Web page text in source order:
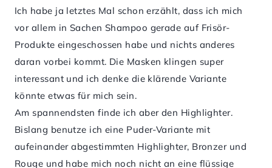
Ich habe ja letztes Mal schon erzählt, dass ich mich
vor allem in Sachen Shampoo gerade auf Frisör-
Produkte eingeschossen habe und nichts anderes
daran vorbei kommt. Die Masken klingen super
interessant und ich denke die klärende Variante
könnte etwas für mich sein.
Am spannendsten finde ich aber den Highlighter.
Bislang benutze ich eine Puder-Variante mit
aufeinander abgestimmten Highlighter, Bronzer und
Rouge und habe mich noch nicht an eine flüssige